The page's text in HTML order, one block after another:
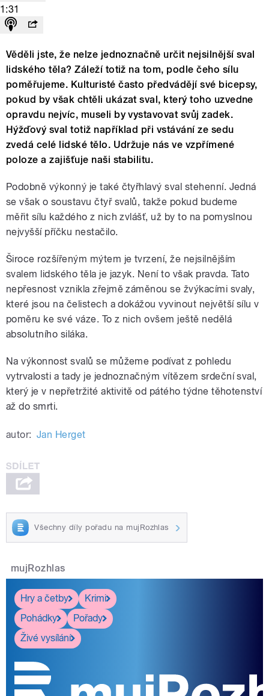
1:31
Věděli jste, že nelze jednoznačně určit nejsilnější sval
lidského těla? Záleží totiž na tom, podle čeho sílu
poměřujeme. Kulturisté často předvádějí své bicepsy,
pokud by však chtěli ukázat sval, který toho uzvedne
opravdu nejvíc, museli by vystavovat svůj zadek.
Hýžďový sval totiž například při vstávání ze sedu
zvedá celé lidské tělo. Udržuje nás ve vzpřímené
poloze a zajišťuje naši stabilitu.
Podobně výkonný je také čtyřhlavý sval stehenní. Jedná
se však o soustavu čtyř svalů, takže pokud budeme
měřit sílu každého z nich zvlášť, už by to na pomyslnou
nejvyšší příčku nestačilo.
Široce rozšířeným mýtem je tvrzení, že nejsilnějším
svalem lidského těla je jazyk. Není to však pravda. Tato
nepřesnost vznikla zřejmě záměnou se žvýkacími svaly,
které jsou na čelistech a dokážou vyvinout největší sílu v
poměru ke své váze. To z nich ovšem ještě nedělá
absolutního siláka.
Na výkonnost svalů se můžeme podívat z pohledu
vytrvalosti a tady je jednoznačným vítězem srdeční sval,
který je v nepřetržité aktivitě od pátého týdne těhotenství
až do smrti.
autor: Jan Herget
Všechny díly pořadu na mujRozhlas
mujRozhlas
Hry a četby
Krimi
Pohádky
Pořady
Živé vysílání